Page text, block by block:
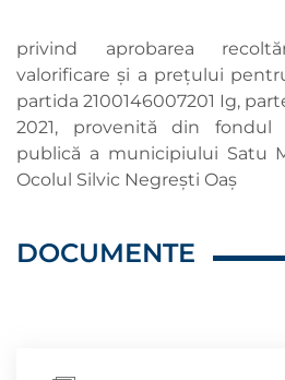
privind aprobarea
valorificare și a prețului
partida 2100146007201 Ig,
2021, provenită din fondul
publică a municipiului Satu
Ocolul Silvic Negrești Oaș
DOCUMENTE